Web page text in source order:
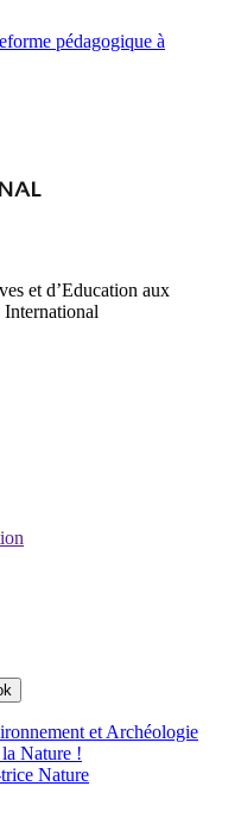
pédagogique à
et d’Education aux
International
et Archéologie
Nature !
Nature